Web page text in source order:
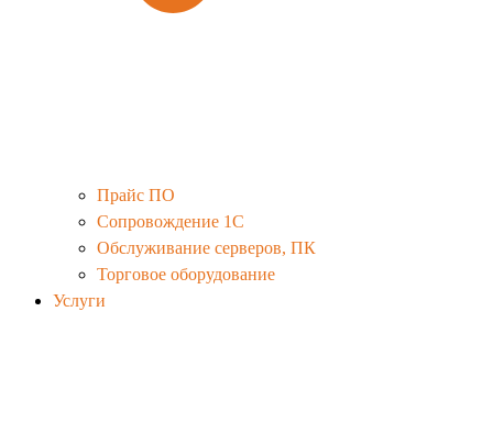
Прайс ПО
Сопровождение 1С
Обслуживание серверов, ПК
Торговое оборудование
Услуги